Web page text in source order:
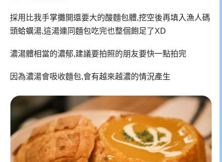
採用比我手掌攤開還要大的酸麵包體,挖空後再填入 漁人碼
頭蛤蠣湯,這湯連同麵包吃完也整個飽足了XD
濃湯體相當的濃郁,建議要拍照的朋友要快一點拍完
因為濃湯會吸收麵包,會有越來越濃的情況產生